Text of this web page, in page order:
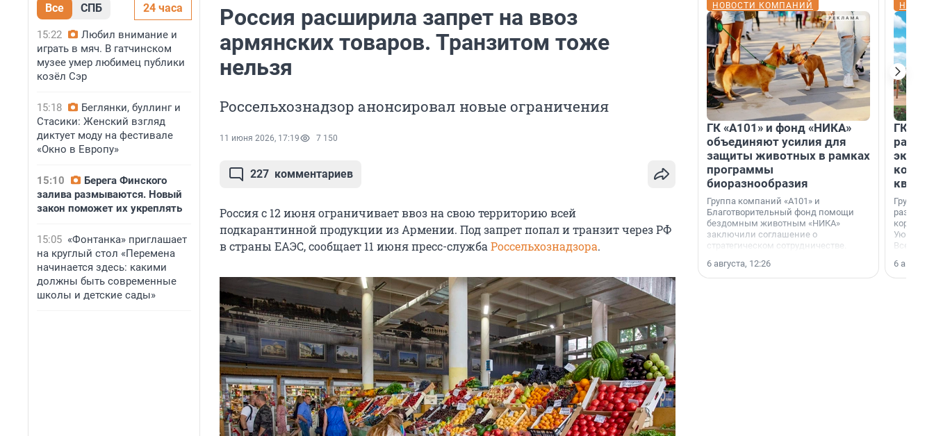
Все СПБ 24 часа
15:22
Любил внимание и
играть в мяч. В гатчинском
музее умер любимец публики
козёл Сэр
15:18
Беглянки, буллинг и
Стасики: Женский взгляд
диктует моду на фестивале
«Окно в Европу»
15:10
Берега Финского
залива размываются. Новый
закон поможет их укреплять
15:05 «Фонтанка» приглашает
на круглый стол «Перемена
начинается здесь: какими
должны быть современные
школы и детские сады»
Россия расширила запрет на ввоз
армянских товаров. Транзитом тоже
нельзя
Россельхознадзор анонсировал новые ограничения
11 июня 2026, 17:19 7 150
227 комментариев
Россия с 12 июня ограничивает ввоз на свою территорию всей
подкарантинной продукции из Армении. Под запрет попал и транзит через РФ
в страны ЕАЭС, сообщает 11 июня пресс-служба Россельхознадзора.
НОВОСТИ КОМПАНИЙ
ГК «А101» и фонд «НИКА»
объединяют усилия для
защиты животных в рамках
программы
биоразнообразия
Группа компаний «А101» и
Благотворительный фонд помощи
бездомным животным «НИКА»
заключили соглашение о
стратегическом сотрудничестве.
6 августа, 12:26
ГК
Группа
корпуса
Уютный
6